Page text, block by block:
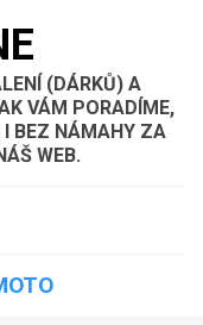
(DÁRKŮ) A
VÁM PORADÍME,
BEZ NÁMAHY ZA
WEB.